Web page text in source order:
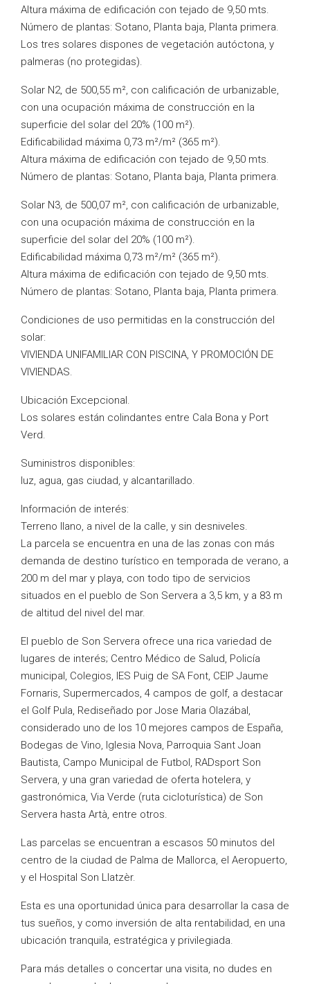
Altura máxima de edificación con tejado de 9,50 mts.
Número de plantas: Sotano, Planta baja, Planta primera.
Los tres solares dispones de vegetación autóctona, y
palmeras (no protegidas).
Solar N2, de 500,55 m², con calificación de urbanizable,
con una ocupación máxima de construcción en la
superficie del solar del 20% (100 m²).
Edificabilidad máxima 0,73 m²/m² (365 m²).
Altura máxima de edificación con tejado de 9,50 mts.
Número de plantas: Sotano, Planta baja, Planta primera.
Solar N3, de 500,07 m², con calificación de urbanizable,
con una ocupación máxima de construcción en la
superficie del solar del 20% (100 m²).
Edificabilidad máxima 0,73 m²/m² (365 m²).
Altura máxima de edificación con tejado de 9,50 mts.
Número de plantas: Sotano, Planta baja, Planta primera.
Condiciones de uso permitidas en la construcción del
solar:
VIVIENDA UNIFAMILIAR CON PISCINA, Y PROMOCIÓN DE
VIVIENDAS.
Ubicación Excepcional.
Los solares están colindantes entre Cala Bona y Port
Verd.
Suministros disponibles:
luz, agua, gas ciudad, y alcantarillado.
Información de interés:
Terreno llano, a nivel de la calle, y sin desniveles.
La parcela se encuentra en una de las zonas con más
demanda de destino turístico en temporada de verano, a
200 m del mar y playa, con todo tipo de servicios
situados en el pueblo de Son Servera a 3,5 km, y a 83 m
de altitud del nivel del mar.
El pueblo de Son Servera ofrece una rica variedad de
lugares de interés; Centro Médico de Salud, Policía
municipal, Colegios, IES Puig de SA Font, CEIP Jaume
Fornaris, Supermercados, 4 campos de golf, a destacar
el Golf Pula, Rediseñado por Jose Maria Olazábal,
considerado uno de los 10 mejores campos de España,
Bodegas de Vino, Iglesia Nova, Parroquia Sant Joan
Bautista, Campo Municipal de Futbol, RADsport Son
Servera, y una gran variedad de oferta hotelera, y
gastronómica, Via Verde (ruta cicloturística) de Son
Servera hasta Artà, entre otros.
Las parcelas se encuentran a escasos 50 minutos del
centro de la ciudad de Palma de Mallorca, el Aeropuerto,
y el Hospital Son Llatzèr.
Esta es una oportunidad única para desarrollar la casa de
tus sueños, y como inversión de alta rentabilidad, en una
ubicación tranquila, estratégica y privilegiada.
Para más detalles o concertar una visita, no dudes en